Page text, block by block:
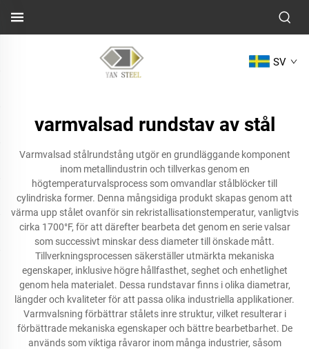
SV
varmvalsad rundstav av stål
Varmvalsad stålrundstång utgör en grundläggande komponent
inom metallindustrin och tillverkas genom en
högtemperaturvalsprocess som omvandlar stålblöcker till
cylindriska former. Denna mångsidiga produkt skapas genom att
värma upp stålet ovanför sin rekristallisationstemperatur, vanligtvis
cirka 1700°F, för att därefter bearbeta det genom en serie valsar
som successivt minskar dess diameter till önskade mått.
Tillverkningsprocessen säkerställer utmärkta mekaniska
egenskaper, inklusive högre hållfasthet, seghet och enhetlighet
genom hela materialet. Dessa rundstavar finns i olika diametrar,
längder och kvaliteter för att passa olika industriella applikationer.
Varmvalsning förbättrar stålets inre struktur, vilket resulterar i
förbättrade mekaniska egenskaper och bättre bearbetbarhet. De
används som viktiga råvaror inom många industrier, såsom